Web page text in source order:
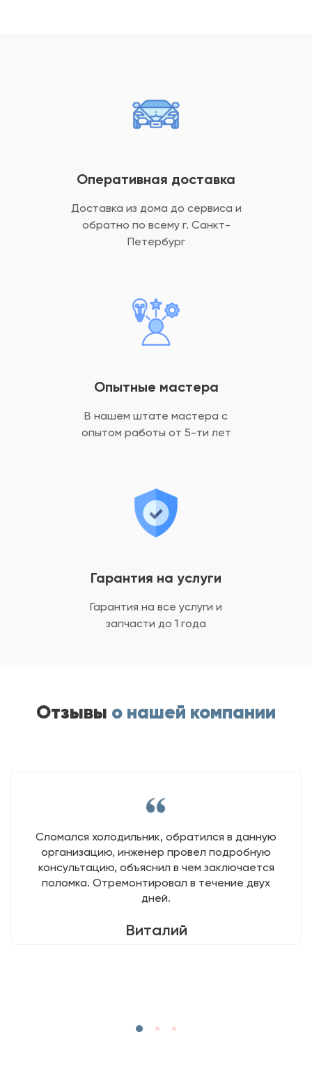
Оперативная доставка
Доставка из дома до сервиса и
обратно по всему г. Санкт-
Петербург
Гарантия на услуги
Гарантия на все услуги и
запчасти до 1 года
Опытные мастера
В нашем штате мастера с
опытом работы от 5-ти лет
Отзывы о нашей компании
Сломался холодильник, обратился в данную
организацию, инженер провел подробную
консультацию, объяснил в чем заключается
поломка. Отремонтировал в течение двух
дней.
Виталий